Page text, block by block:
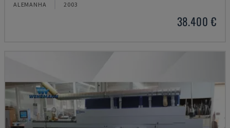
ALEMANHA 2003
38.400 €